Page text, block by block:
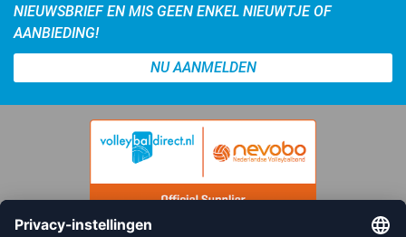
NIEUWSBRIEF EN MIS GEEN ENKEL NIEUWTJE OF
AANBIEDING!
NU AANMELDEN